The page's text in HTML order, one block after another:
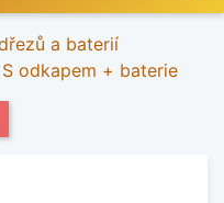
a baterií
S odkapem + baterie